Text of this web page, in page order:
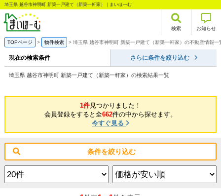
埼玉県 越谷市神明町 新築一戸建て（新築一軒家）｜まいほーむ
検索 お知らせ
TOPページ 物件検索 埼玉県 越谷市神明町 新築一戸建て（新築一軒家）の不動産情報一
現在の検索条件 さらに条件を絞り込む
埼玉県 越谷市神明町 新築一戸建て（新築一軒家）の検索結果一覧
1件見つかりました！
会員登録をすると全662件の中から探せます。
今すぐ見る
条件を絞り込む